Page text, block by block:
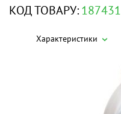
КОД ТОВАРУ:187431
Характеристики